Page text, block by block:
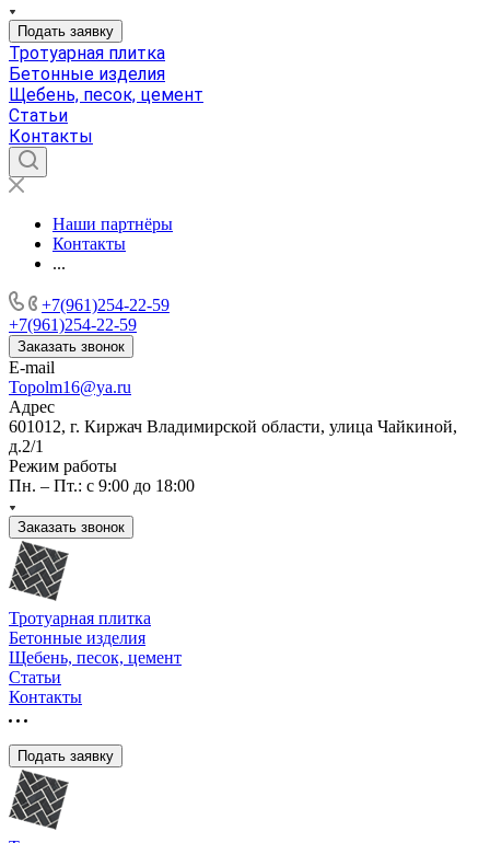
Подать заявку
Тротуарная плитка
Бетонные изделия
Щебень, песок, цемент
Статьи
Контакты
Наши партнёры
Контакты
...
+7(961)254-22-59
+7(961)254-22-59
Заказать звонок
E-mail
Topolm16@ya.ru
Адрес
601012, г. Киржач Владимирской области, улица Чайкиной,
д.2/1
Режим работы
Пн. – Пт.: с 9:00 до 18:00
Заказать звонок
Тротуарная плитка
Бетонные изделия
Щебень, песок, цемент
Статьи
Контакты
Подать заявку